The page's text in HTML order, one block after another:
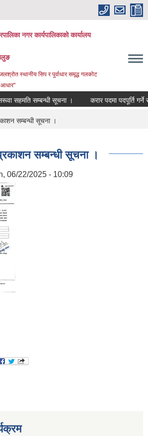
नगर कार्यपालिकाको कार्यालय
स्थानीय सिप र पुर्वाधार समृद्ध गलकोट
आधार"
सहमति सम्बन्धी सूचना । करार पदमा पदपूर्ति गर्ने
सम्बन्धी सूचना ।
सम्बन्धी सूचना ।
06/22/2025 - 10:09